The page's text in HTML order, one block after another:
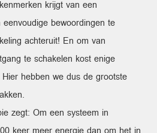
krijgt van een
eenvoudige bewoordingen te
achteruit! En om van
te schakelen kost enige
hebben we dus de grootste
zegt: Om een systeem in